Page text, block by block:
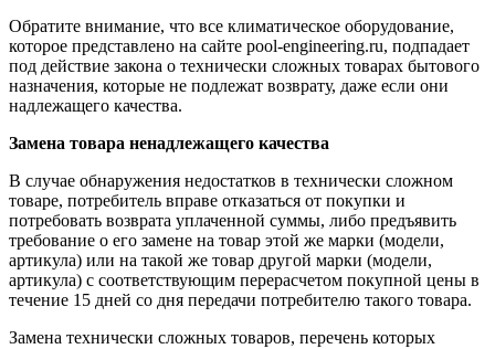
Обратите внимание, что все климатическое оборудование,
которое представлено на сайте pool-engineering.ru, подпадает
под действие закона о технически сложных товарах бытового
назначения, которые не подлежат возврату, даже если они
надлежащего качества.
Замена товара ненадлежащего качества
В случае обнаружения недостатков в технически сложном
товаре, потребитель вправе отказаться от покупки и
потребовать возврата уплаченной суммы, либо предъявить
требование о его замене на товар этой же марки (модели,
артикула) или на такой же товар другой марки (модели,
артикула) с соответствующим перерасчетом покупной цены в
течение 15 дней со дня передачи потребителю такого товара.
Замена технически сложных товаров, перечень которых